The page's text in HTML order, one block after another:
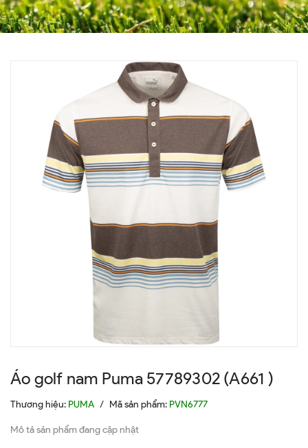
Áo golf nam Puma 57789302 (A661 )
Thương hiệu: PUMA / Mã sản phẩm: PVN6777
Mô tả sản phẩm đang cập nhật